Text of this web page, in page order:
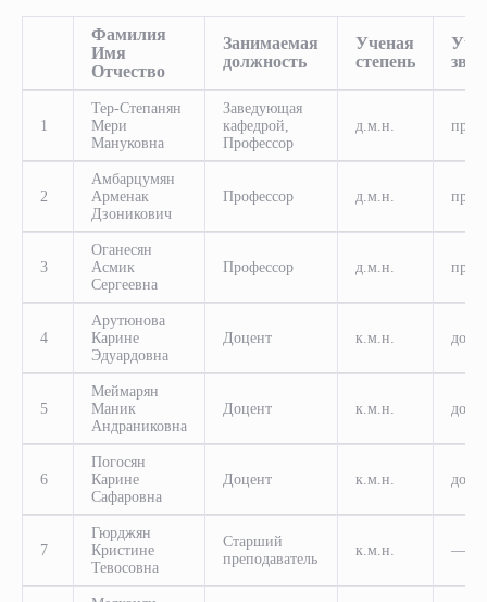
Фамилия
Имя
Отчество
Занимаемая
должность
Ученая
степень
1
Тер-Степанян
Мери
Мануковна
Заведующая
кафедрой,
Профессор
д.м.н.
2
Амбарцумян
Арменак
Дзоникович
Профессор д.м.н.
3
Оганесян
Асмик
Сергеевна
Профессор д.м.н.
4
Арутюнова
Карине
Эдуардовна
Доцент к.м.н.
5
Меймарян
Маник
Андраниковна
Доцент к.м.н.
6
Погосян
Карине
Сафаровна
Доцент к.м.н.
7
Гюрджян
Кристине
Тевосовна
Старший
преподаватель
к.м.н. —